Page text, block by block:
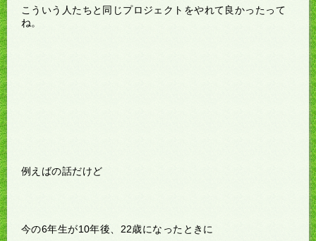
こういう人たちと同じプロジェクトをやれて良かったって
ね。
例えばの話だけど
今の6年生が10年後、22歳になったときに